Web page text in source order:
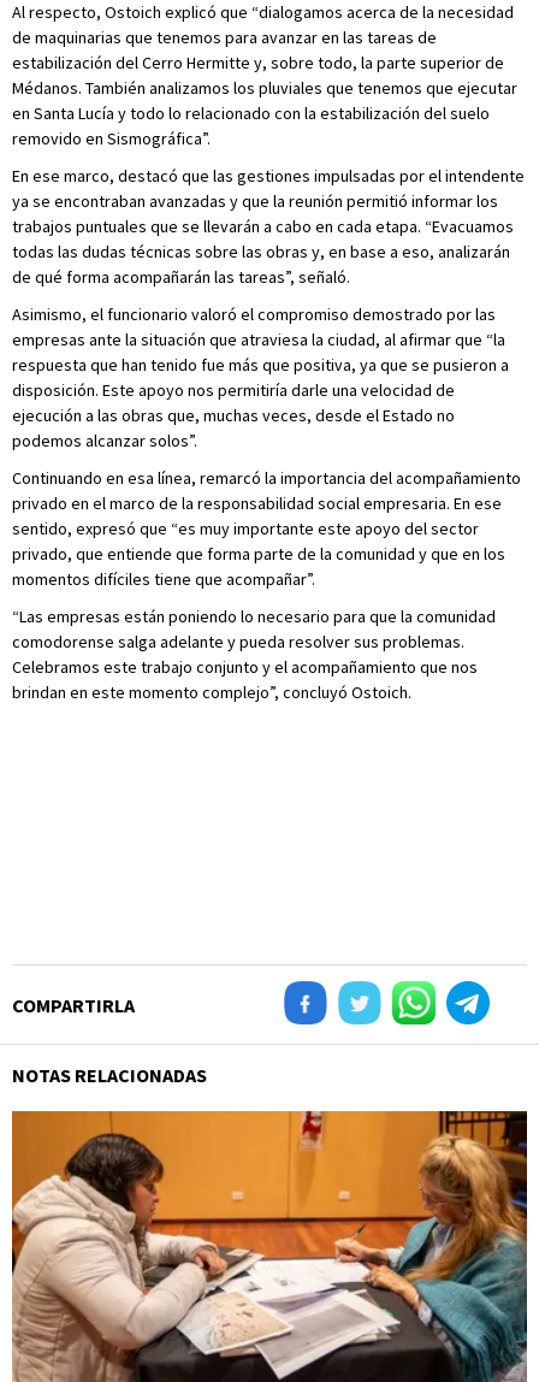
Al respecto, Ostoich explicó que “dialogamos acerca de la necesidad
de maquinarias que tenemos para avanzar en las tareas de
estabilización del Cerro Hermitte y, sobre todo, la parte superior de
Médanos. También analizamos los pluviales que tenemos que ejecutar
en Santa Lucía y todo lo relacionado con la estabilización del suelo
removido en Sismográfica”.
En ese marco, destacó que las gestiones impulsadas por el intendente
ya se encontraban avanzadas y que la reunión permitió informar los
trabajos puntuales que se llevarán a cabo en cada etapa. “Evacuamos
todas las dudas técnicas sobre las obras y, en base a eso, analizarán
de qué forma acompañarán las tareas”, señaló.
Asimismo, el funcionario valoró el compromiso demostrado por las
empresas ante la situación que atraviesa la ciudad, al afirmar que “la
respuesta que han tenido fue más que positiva, ya que se pusieron a
disposición. Este apoyo nos permitiría darle una velocidad de
ejecución a las obras que, muchas veces, desde el Estado no
podemos alcanzar solos”.
Continuando en esa línea, remarcó la importancia del acompañamiento
privado en el marco de la responsabilidad social empresaria. En ese
sentido, expresó que “es muy importante este apoyo del sector
privado, que entiende que forma parte de la comunidad y que en los
momentos difíciles tiene que acompañar”.
“Las empresas están poniendo lo necesario para que la comunidad
comodorense salga adelante y pueda resolver sus problemas.
Celebramos este trabajo conjunto y el acompañamiento que nos
brindan en este momento complejo”, concluyó Ostoich.
COMPARTIRLA
NOTAS RELACIONADAS